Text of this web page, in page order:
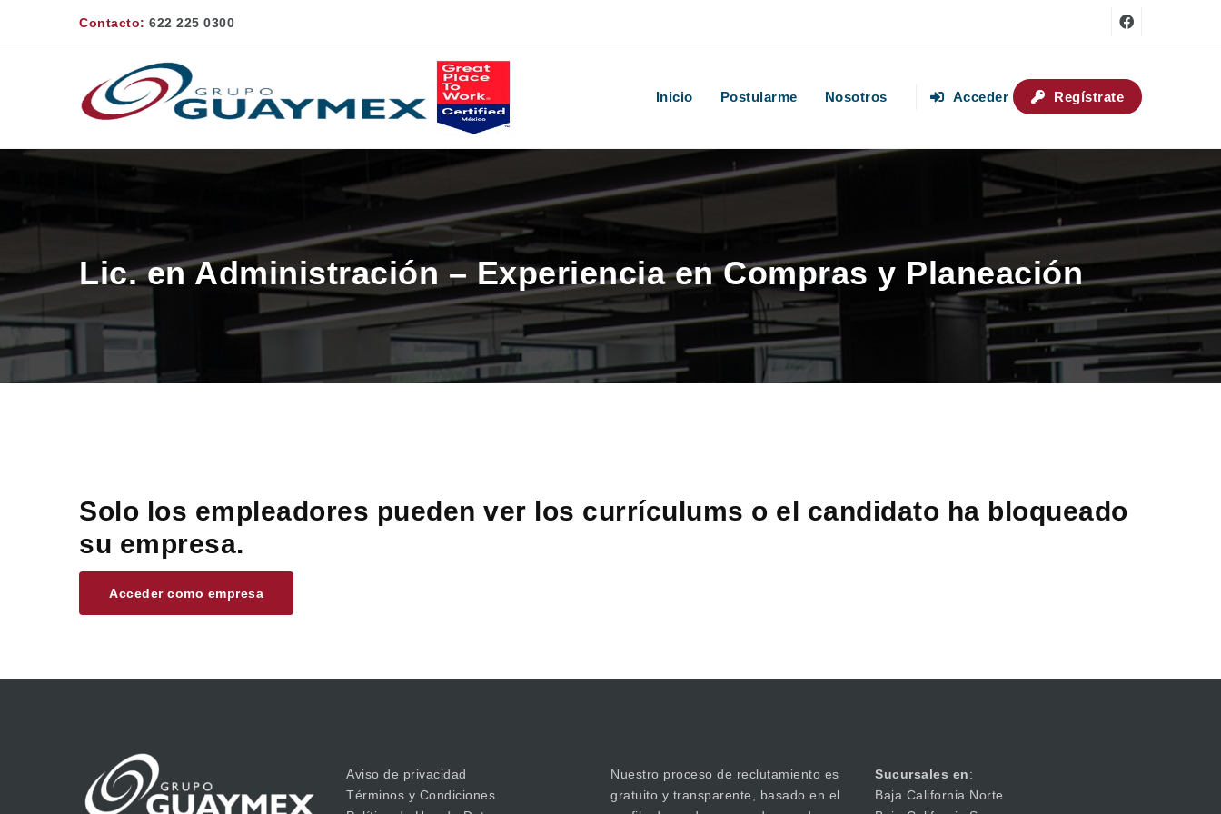
Contacto: 622 225 0300
Inicio Postularme Nosotros Acceder Regístrate
Lic. en Administración – Experiencia en Compras y Planeación
Solo los empleadores pueden ver los currículums o el candidato ha bloqueado
su empresa.
Acceder como empresa
Aviso de privacidad
Términos y Condiciones
Nuestro proceso de reclutamiento es
gratuito y transparente, basado en el
Sucursales en:
Baja California Norte